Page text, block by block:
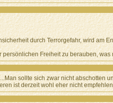
durch Terrorgefahr, wird am
Freiheit zu berauben,
sollte sich zwar nicht abschotten
ist derzeit wohl eher nicht